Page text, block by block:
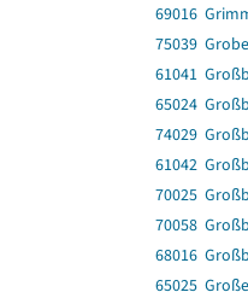
69016
75039
61041
65024
74029
61042
70025
70058
68016
65025